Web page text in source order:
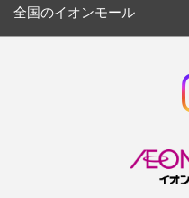
全国のイオンモール